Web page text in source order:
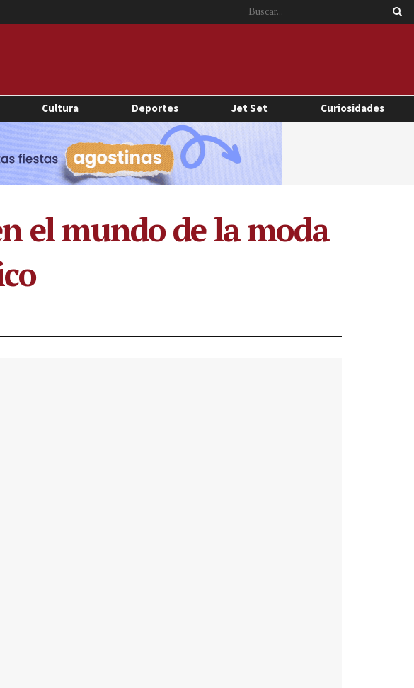
Cultura Deportes Jet Set Curiosidades
el mundo de la moda